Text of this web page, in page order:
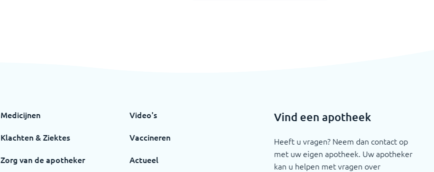
Medicijnen
Klachten & Ziektes
Zorg van de apotheker
Video's
Vaccineren
Actueel
Vind een apotheek
Heeft u vragen? Neem dan contact op
met uw eigen apotheek. Uw apotheker
kan u helpen met vragen over